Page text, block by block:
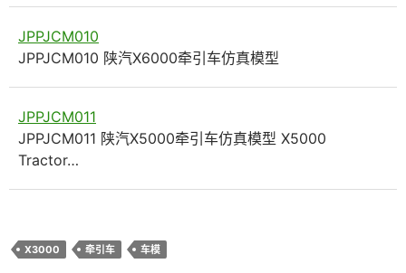
JPPJCM010
JPPJCM010 陕汽X6000牵引车仿真模型
JPPJCM011
JPPJCM011 陕汽X5000牵引车仿真模型 X5000
Tractor…
X3000 牵引车 车模